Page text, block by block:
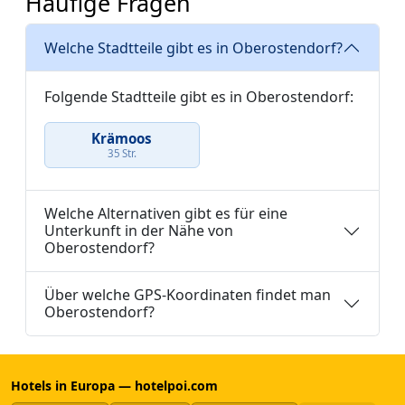
Welche Stadtteile gibt es in Oberostendorf?
Folgende Stadtteile gibt es in Oberostendorf:
Krämoos
35 Str.
Welche Alternativen gibt es für eine
Unterkunft in der Nähe von
Oberostendorf?
Über welche GPS-Koordinaten findet man
Oberostendorf?
Hotels in Europa — hotelpoi.com